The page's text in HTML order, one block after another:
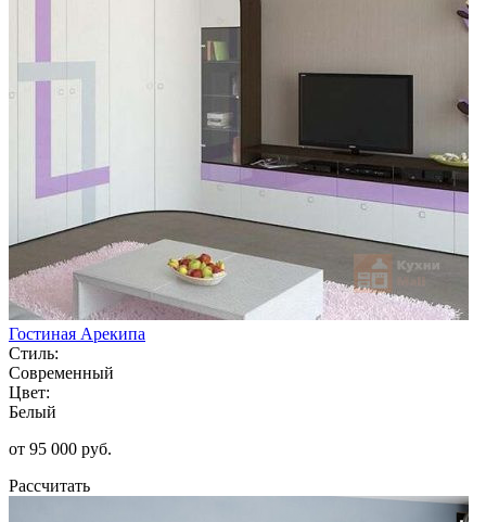
Гостиная Арекипа
Стиль:
Современный
Цвет:
Белый
от 95 000 руб.
Рассчитать